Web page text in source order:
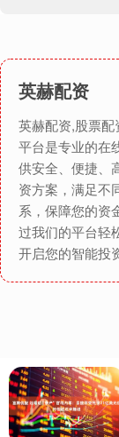
英赫配资
英赫配资,股票
平台是专业的在
供安全、便捷、
资方案，满足不
系，保障您的资
过我们的平台轻
开启您的智能投